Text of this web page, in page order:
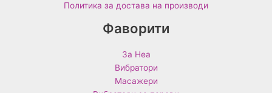
Политика за достава на производи
Фаворити
За Неа
Вибратори
Масажери